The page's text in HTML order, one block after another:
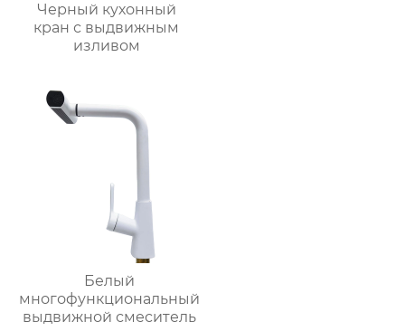
Черный кухонный
кран с выдвижным
изливом
Белый
многофункциональный
выдвижной смеситель